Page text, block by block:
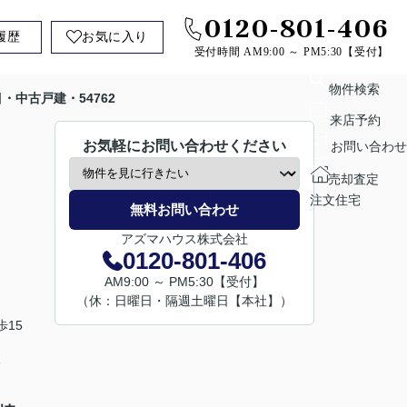
歴 お気に入り 0120-801-406
受付時間 AM9:00 ～ PM5:30【受付】
中古戸建・54762
15
お気軽にお問い合わせください
無料お問い合わせ
アズマハウス株式会社
0120-801-406
AM9:00 ～ PM5:30【受付】
（休：日曜日・隔週土曜日【本社】）
物件検索
来店予約
お問い合わせ
売却査定
注文住宅